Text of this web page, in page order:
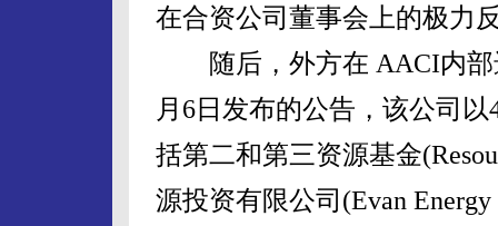
在合资公司董事会上的极力
随后，外方在 AACI内部
月6日发布的公告，该公司
括第二和第三资源基金
源投资有限公司(Evan